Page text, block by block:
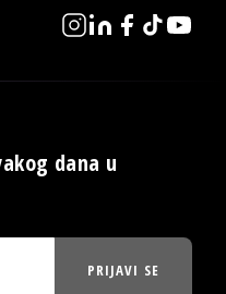
dana u
PRIJAVI SE